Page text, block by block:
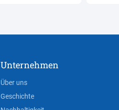
Unternehmen
Über uns
Geschichte